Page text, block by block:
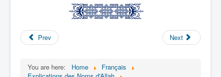
Prev Next
You are here: Home
Français